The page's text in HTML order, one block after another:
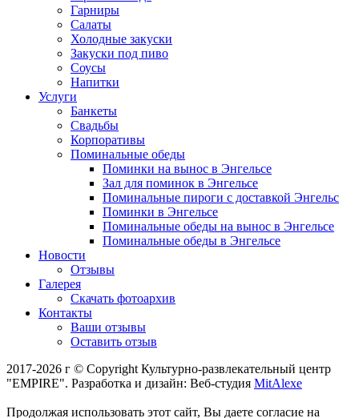
Гарниры
Салаты
Холодные закуски
Закуски под пиво
Соусы
Напитки
Услуги
Банкеты
Свадьбы
Корпоративы
Поминальные обеды
Поминки на вынос в Энгельсе
Зал для поминок в Энгельсе
Поминальные пироги с доставкой Энгельс
Поминки в Энгельсе
Поминальные обеды на вынос в Энгельсе
Поминальные обеды в Энгельсе
Новости
Отзывы
Галерея
Скачать фотоархив
Контакты
Ваши отзывы
Оставить отзыв
2017-2026 г © Copyright Культурно-развлекательный центр
"EMPIRE". Разработка и дизайн: Веб-студия MitAlexe
Продолжая использовать этот сайт, Вы даете согласие на